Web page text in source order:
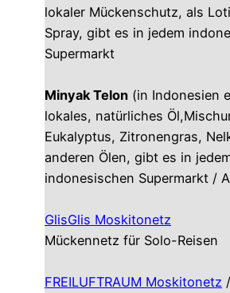
lokaler Mückenschutz, als
Spray, gibt es in jedem
Supermarkt
Minyak Telon (in Indonesien
lokales, natürliches
Eukalyptus, Zitronengras,
anderen Ölen, gibt es in
indonesischen Supermarkt /
GlisGlis Moskitonetz
Mückennetz für Solo-Reisen
FREILUFTRAUM Moskitonetz /